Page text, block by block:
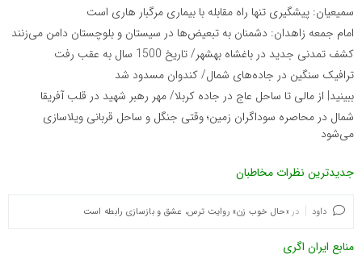
سمیعیان: پیشگیری تنها راه مقابله با بیماری مرگبار هاری است
امام جمعه زاهدان: دشمنان به تبعیض‌ها در سیستان و بلوچستان دامن می‌زنند
کشف تمدنی جدید در باغشاه بهشهر/ تاریخ 1500 سال به عقب رفت
ترافیک سنگین در جاده‌های شمال/ کندوان مسدود شد
ببینید| از مالی تا ساحل عاج در جاده کربلا/ مهر رهبر شهید در قلب آفریقا
شمال در محاصره سوداگران زمین؛ وقتی جنگل و ساحل قربانی ویلاسازی
می‌شود
جدیدترین نظرات مخاطبان
داود در «حال خوب زن» روایت ترس، عشق و بازسازی رابطه است
منابع ایران اگری